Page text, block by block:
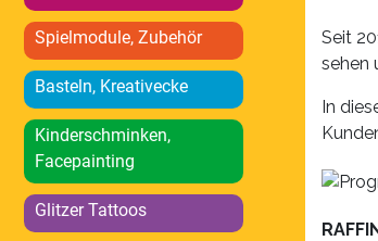
Spielmodule, Zubehör
Basteln, Kreativecke
Kinderschminken,
Facepainting
Glitzer Tattoos
Seit
sehen
In